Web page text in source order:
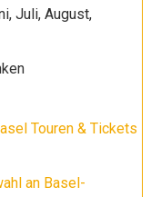
Juli, August,
Touren & Tickets
an Basel-